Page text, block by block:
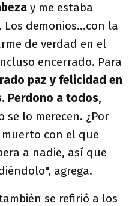
y me estaba
demonios...con la
de verdad en el
encerrado. Para
paz y felicidad en
Perdono a todos,
lo merecen. ¿Por
con el que
a nadie, así que
agrega.
se refirió a los